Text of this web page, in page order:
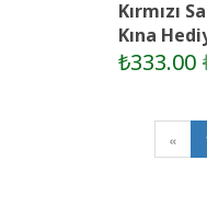
Kırmızı
Kına
₺333.00
«